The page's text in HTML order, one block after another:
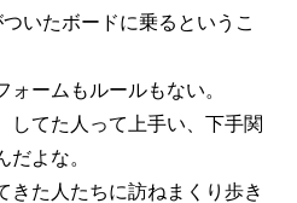
いたボードに乗るというこ
ームもルールもない。
してた人って上手い、下手関
よな。
きた人たちに訪ねまくり歩き